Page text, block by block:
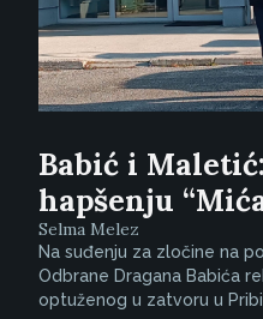
Babić i
hapšenju
Selma Melez
Na suđenju za zločine na
Odbrane Dragana Babića
optuženog u zatvoru u